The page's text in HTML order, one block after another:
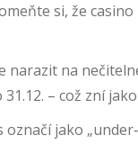
si, že
na
– což zní
jako